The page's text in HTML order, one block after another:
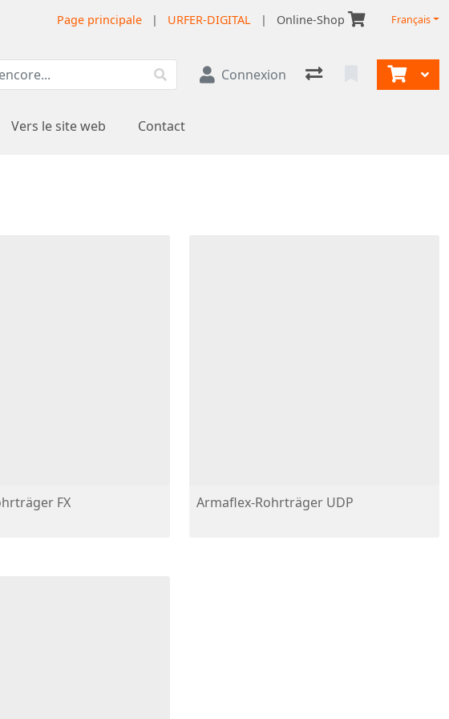
Page principale | URFER-DIGITAL | Online-Shop Français
Connexion
Vers le site web Contact
FX Armaflex-Rohrträger UDP